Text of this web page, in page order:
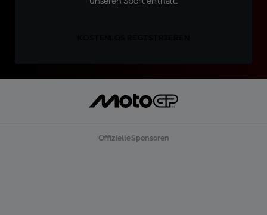
Offizielle Sponsoren